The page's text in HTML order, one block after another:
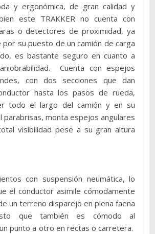
y ergonómica, de gran calidad y
este TRAKKER no cuenta con
o detectores de proximidad, ya
su puesto de un camión de carga
es bastante seguro en cuanto a
Cuenta con espejos
con dos secciones que dan
hasta los pasos de rueda,
todo el largo del camión y en su
parabrisas, monta espejos angulares
visibilidad pese a su gran altura
con suspensión neumática, lo
el conductor asimile cómodamente
un terreno disparejo en plena faena
que también es cómodo al
punto a otro en rectas o carretera.